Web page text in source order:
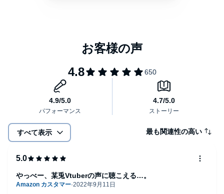
すべて表示 最も関連性の高い
やっべー、某兎Vtuberの声に聴こえる…。